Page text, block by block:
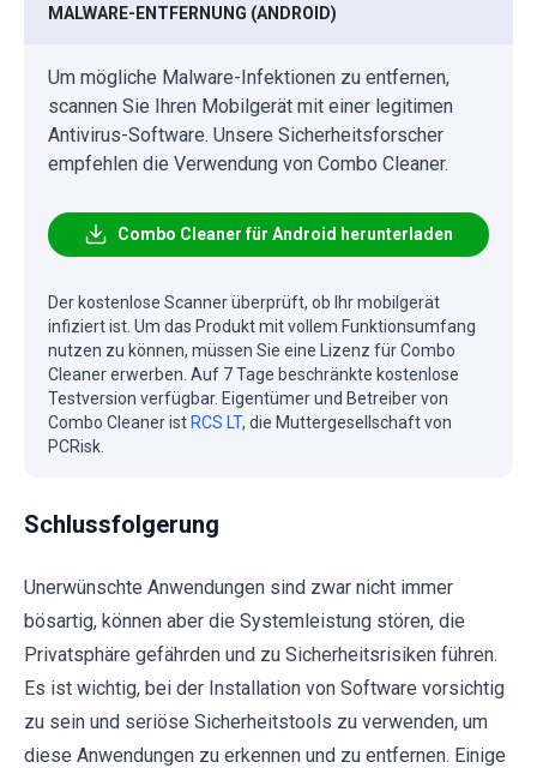
MALWARE-ENTFERNUNG (ANDROID)
Um mögliche Malware-Infektionen zu entfernen,
scannen Sie Ihren Mobilgerät mit einer legitimen
Antivirus-Software. Unsere Sicherheitsforscher
empfehlen die Verwendung von Combo Cleaner.
Combo Cleaner für Android herunterladen
Der kostenlose Scanner überprüft, ob Ihr mobilgerät
infiziert ist. Um das Produkt mit vollem Funktionsumfang
nutzen zu können, müssen Sie eine Lizenz für Combo
Cleaner erwerben. Auf 7 Tage beschränkte kostenlose
Testversion verfügbar. Eigentümer und Betreiber von
Combo Cleaner ist RCS LT, die Muttergesellschaft von
PCRisk.
Schlussfolgerung
Unerwünschte Anwendungen sind zwar nicht immer
bösartig, können aber die Systemleistung stören, die
Privatsphäre gefährden und zu Sicherheitsrisiken führen.
Es ist wichtig, bei der Installation von Software vorsichtig
zu sein und seriöse Sicherheitstools zu verwenden, um
diese Anwendungen zu erkennen und zu entfernen. Einige